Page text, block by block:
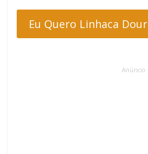
Eu Quero Linhaca
Anúncio